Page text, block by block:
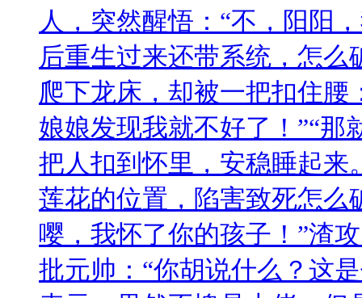
人，突然醒悟：“不，阳阳
后重生过来还带系统，怎
爬下龙床，却被一把扣住腰
娘娘发现我就不好了！”“那
把人扣到怀里，安稳睡起来
莲花的位置，陷害致死怎么
嘤，我怀了你的孩子！”渣
批元帅：“你胡说什么？这